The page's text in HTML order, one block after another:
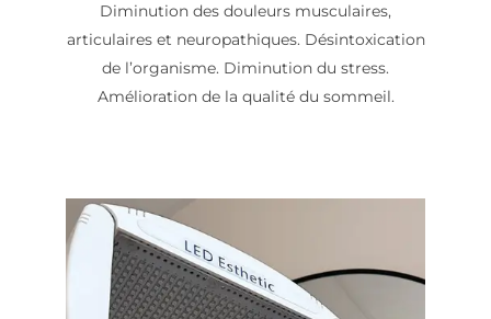
Diminution des douleurs musculaires,
articulaires et neuropathiques. Désintoxication
de l’organisme. Diminution du stress.
Amélioration de la qualité du sommeil.